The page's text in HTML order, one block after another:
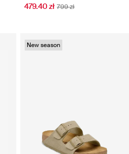
479.40 zł 799 zł
New season